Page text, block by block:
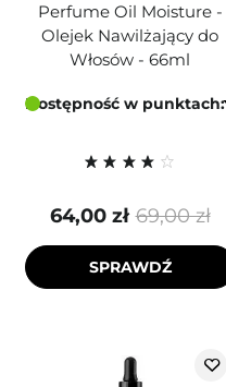
Perfume Oil Moisture -
Olejek Nawilżający do
Włosów - 66ml
Dostępność w punktach:
69,00 zł
64,00 zł
SPRAWDŹ